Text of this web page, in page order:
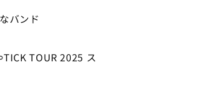
バンド
TOUR 2025 ス